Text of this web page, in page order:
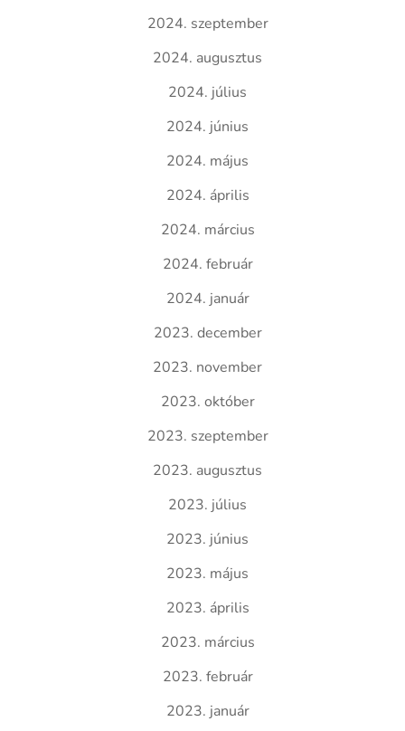
2024. szeptember
2024. augusztus
2024. július
2024. június
2024. május
2024. április
2024. március
2024. február
2024. január
2023. december
2023. november
2023. október
2023. szeptember
2023. augusztus
2023. július
2023. június
2023. május
2023. április
2023. március
2023. február
2023. január